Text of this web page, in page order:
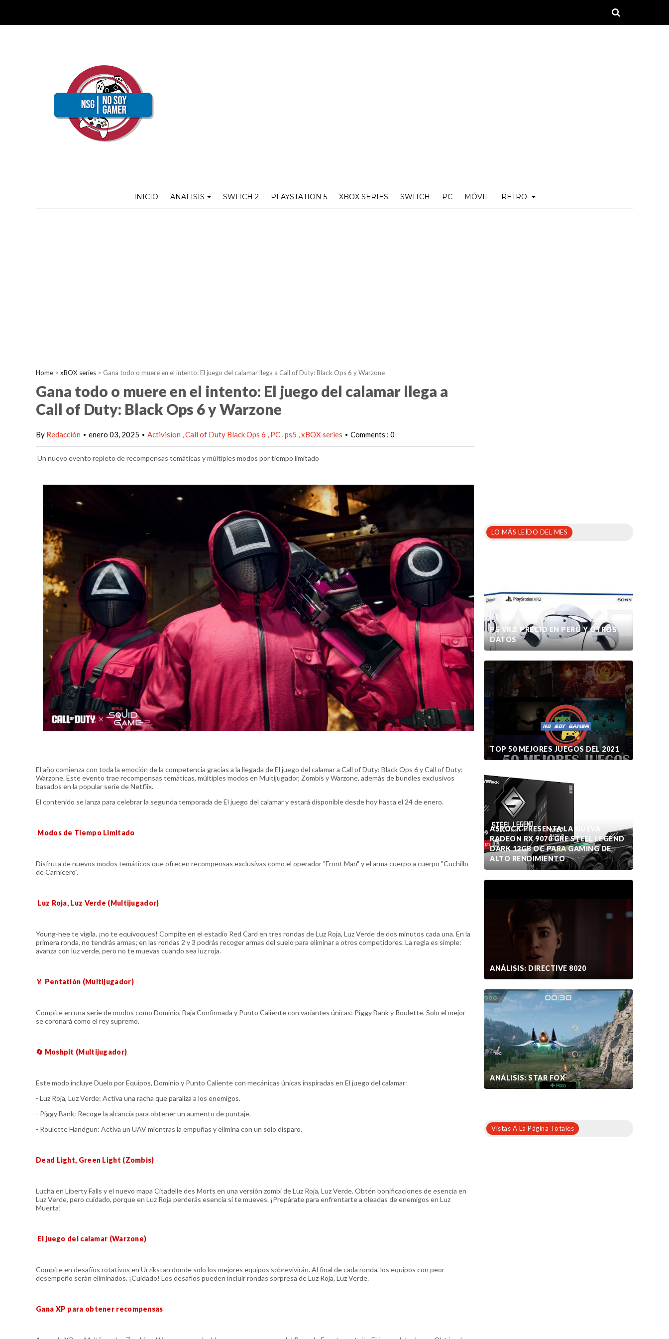
INICIO ANALISIS SWITCH 2 PLAYSTATION 5 XBOX SERIES SWITCH PC MÓVIL RETRO
Home > xBOX series > Gana todo o muere en el intento: El juego del calamar llega a Call of Duty: Black Ops 6 y Warzone
Gana todo o muere en el intento: El juego del calamar llega a
Call of Duty: Black Ops 6 y Warzone
By Redacción • enero 03, 2025 • Activision Call of Duty Black Ops 6 PC ps5 xBOX series • Comments : 0
Un nuevo evento repleto de recompensas temáticas y múltiples modos por tiempo limitado
El año comienza con toda la emoción de la competencia gracias a la llegada de El juego del calamar a Call of Duty: Black Ops 6 y Call of Duty:
Warzone. Este evento trae recompensas temáticas, múltiples modos en Multijugador, Zombis y Warzone, además de bundles exclusivos
basados en la popular serie de Netflix.
El contenido se lanza para celebrar la segunda temporada de El juego del calamar y estará disponible desde hoy hasta el 24 de enero.
Modos de Tiempo Limitado
Disfruta de nuevos modos temáticos que ofrecen recompensas exclusivas como el operador "Front Man" y el arma cuerpo a cuerpo "Cuchillo
de Carnicero".
Luz Roja, Luz Verde (Multijugador)
Young-hee te vigila, ¡no te equivoques! Compite en el estadio Red Card en tres rondas de Luz Roja, Luz Verde de dos minutos cada una. En la
primera ronda, no tendrás armas; en las rondas 2 y 3 podrás recoger armas del suelo para eliminar a otros competidores. La regla es simple:
avanza con luz verde, pero no te muevas cuando sea luz roja.
🏅 Pentatlón (Multijugador)
Compite en una serie de modos como Dominio, Baja Confirmada y Punto Caliente con variantes únicas: Piggy Bank y Roulette. Solo el mejor
se coronará como el rey supremo.
🔄 Moshpit (Multijugador)
Este modo incluye Duelo por Equipos, Dominio y Punto Caliente con mecánicas únicas inspiradas en El juego del calamar:
- Luz Roja, Luz Verde: Activa una racha que paraliza a los enemigos.
- Piggy Bank: Recoge la alcancía para obtener un aumento de puntaje.
- Roulette Handgun: Activa un UAV mientras la empuñas y elimina con un solo disparo.
Dead Light, Green Light (Zombis)
Lucha en Liberty Falls y el nuevo mapa Citadelle des Morts en una versión zombi de Luz Roja, Luz Verde. Obtén bonificaciones de esencia en
Luz Verde, pero cuidado, porque en Luz Roja perderás esencia si te mueves. ¡Prepárate para enfrentarte a oleadas de enemigos en Luz
Muerta!
El juego del calamar (Warzone)
Compite en desafíos rotativos en Urzikstan donde solo los mejores equipos sobrevivirán. Al final de cada ronda, los equipos con peor
desempeño serán eliminados. ¡Cuidado! Los desafíos pueden incluir rondas sorpresa de Luz Roja, Luz Verde.
Gana XP para obtener recompensas
LO MÁS LEÍDO DEL MES
PS VR2: PRECIO EN PERÚ Y OTROS
DATOS
TOP 50 MEJORES JUEGOS DEL 2021
ASROCK PRESENTA LA NUEVA
RADEON RX 9070 GRE STEEL LEGEND
DARK 12GB OC PARA GAMING DE
ALTO RENDIMIENTO
ANÁLISIS: DIRECTIVE 8020
ANÁLISIS: STAR FOX
Vistas A La Página Totales